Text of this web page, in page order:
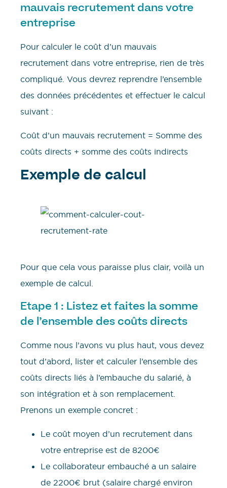
mauvais recrutement dans votre
entreprise
Pour calculer le coût d’un mauvais
recrutement dans votre entreprise, rien de très
compliqué. Vous devrez reprendre l’ensemble
des données précédentes et effectuer le calcul
suivant :
Coût d’un mauvais recrutement = Somme des
coûts directs + somme des coûts indirects
Exemple de calcul
Pour que cela vous paraisse plus clair, voilà un
exemple de calcul.
Etape 1 : Listez et faites la somme
de l’ensemble des coûts directs
Comme nous l’avons vu plus haut, vous devez
tout d’abord, lister et calculer l’ensemble des
coûts directs liés à l’embauche du salarié, à
son intégration et à son remplacement.
Prenons un exemple concret :
Le coût moyen d’un recrutement dans
votre entreprise est de 8200€
Le collaborateur embauché a un salaire
de 2200€ brut (salaire chargé environ